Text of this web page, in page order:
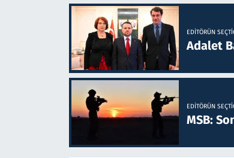
EDITÖRÜN
Adalet
EDITÖRÜN
MSB: